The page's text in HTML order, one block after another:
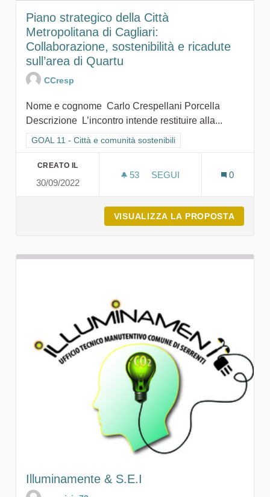
Piano strategico della Città
Metropolitana di Cagliari:
Collaborazione, sostenibilità e ricadute
sull’area di Quartu
CCresp
Nome e cognome Carlo Crespellani Porcella
Descrizione L’incontro intende restituire alla...
Filtra i risultati per categoria: GOAL 11 - Città e comunità
GOAL 11 - Città e comunità sostenibili
CREATO IL
30/09/2022
53 53 SOSTENITORI
SEGUI
0
VISUALIZZA LA PROPOSTA
Illuminamente & S.E.I